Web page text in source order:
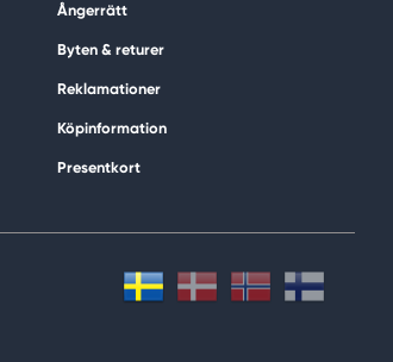
Ångerrätt
Byten & returer
Reklamationer
Köpinformation
Presentkort